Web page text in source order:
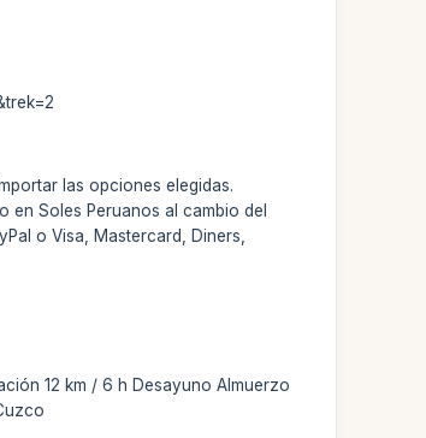
las opciones elegidas.
en Soles Peruanos al cambio del
o Visa, Mastercard, Diners,
12 km / 6 h Desayuno Almuerzo